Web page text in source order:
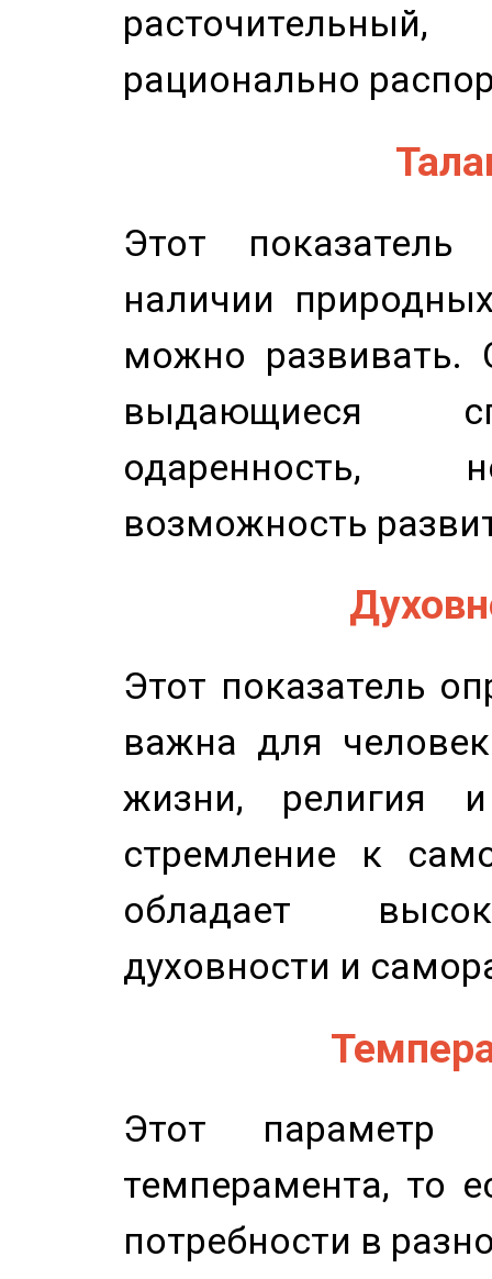
рационально
Этот показатель
наличии
можно развивать.
выдающиеся
одаренность,
возможность
Этот показатель
важна для
жизни, религия
стремление к
обладает
духовности и
Этот параметр
темперамента, то
потребности в